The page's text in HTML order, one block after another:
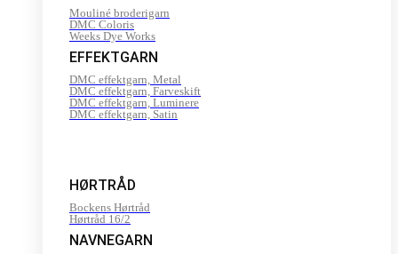
Mouliné broderigarn
DMC Coloris
Weeks Dye Works
EFFEKTGARN
DMC effektgarn, Metal
DMC effektgarn, Farveskift
DMC effektgarn, Luminere
DMC effektgarn, Satin
HØRTRÅD
Bockens Hørtråd
Hørtråd 16/2
NAVNEGARN